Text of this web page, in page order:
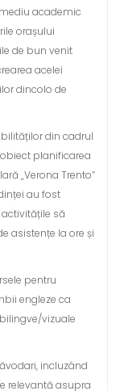
academic
orașului
de bun venit
acelei
dincolo de
din cadrul
planificarea
„Verona Trento”
au fost
să
asistențe la ore și
pentru
engleze ca
vizuale
incluzând
relevantă asupra